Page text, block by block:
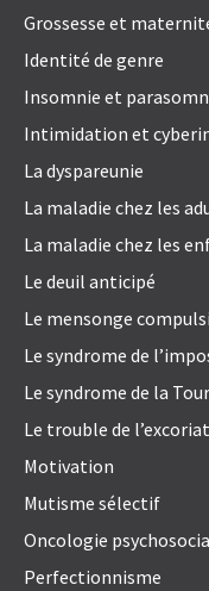
Grossesse et
Identité de genre
Insomnie et
Intimidation et
La dyspareunie
La maladie chez les
La maladie chez les
Le deuil anticipé
Le mensonge
Le syndrome de
Le syndrome de la
Le trouble de
Motivation
Mutisme sélectif
Oncologie
Perfectionnisme